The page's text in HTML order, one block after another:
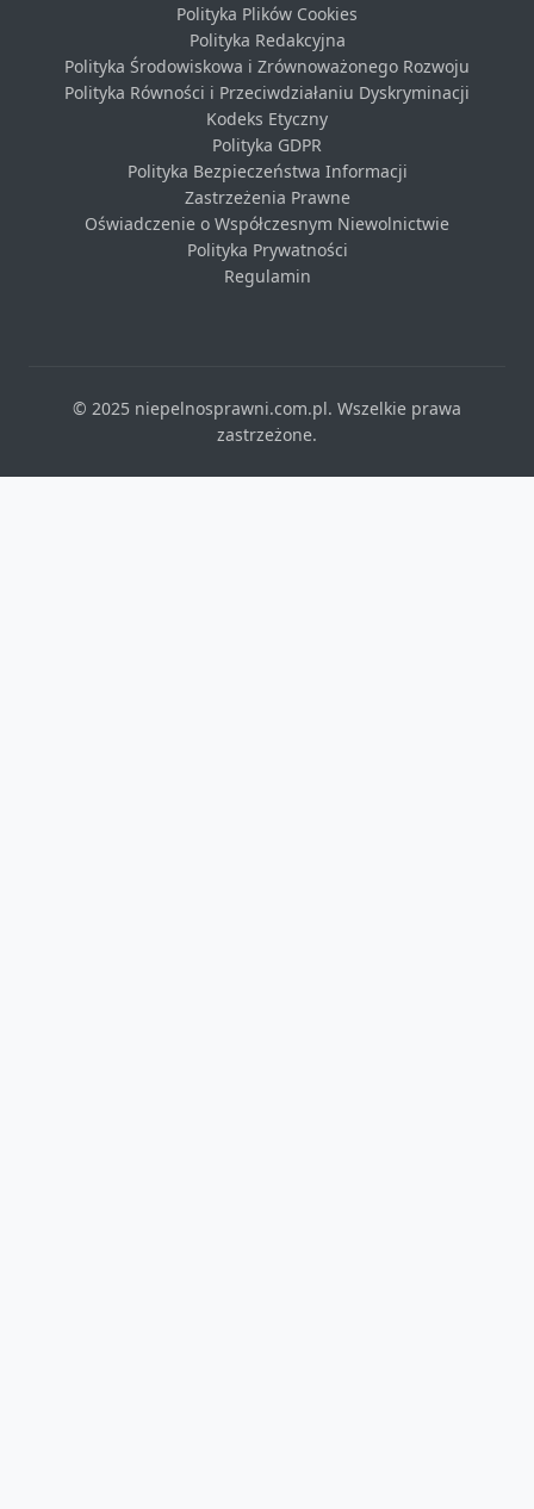
Polityka Plików Cookies
Polityka Redakcyjna
Polityka Środowiskowa i Zrównoważonego Rozwoju
Polityka Równości i Przeciwdziałaniu Dyskryminacji
Kodeks Etyczny
Polityka GDPR
Polityka Bezpieczeństwa Informacji
Zastrzeżenia Prawne
Oświadczenie o Współczesnym Niewolnictwie
Polityka Prywatności
Regulamin
© 2025 niepelnosprawni.com.pl. Wszelkie prawa
zastrzeżone.